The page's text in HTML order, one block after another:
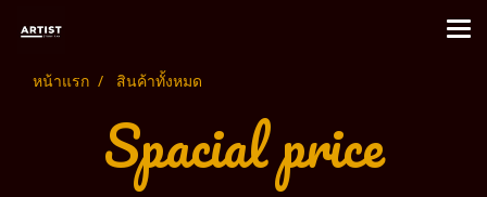
หน้าแรก สินค้าทั้งหมด
Spacial price